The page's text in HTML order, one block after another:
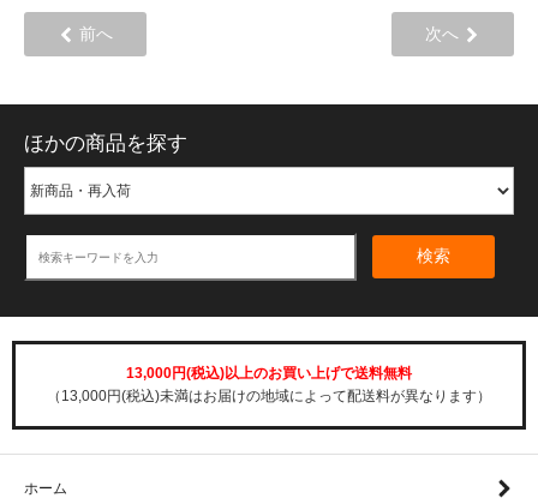
前へ 次へ
ほかの商品を探す
検索
13,000円(税込)以上のお買い上げで送料無料
（13,000円(税込)未満はお届けの地域によって配送料が異なります）
ホーム